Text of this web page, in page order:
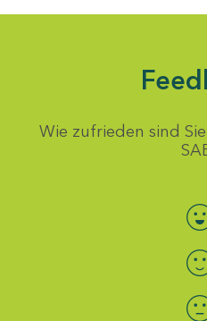
Wie zufrieden sind